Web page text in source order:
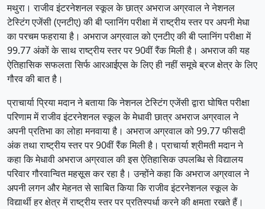
मथुरा। राजीव इंटरनेशनल स्कूल के छात्र अभराज अग्रवाल ने नेशनल
टेस्टिंग एजेंसी (एनटीए) की बी प्लानिंग परीक्षा में राष्ट्रीय स्तर पर अपनी मेधा
का परचम फहराया है। अभराज अग्रवाल को एनटीए की बी प्लानिंग परीक्षा में
99.77 अंकों के साथ राष्ट्रीय स्तर पर 90वीं रैंक मिली है। अभराज की यह
ऐतिहासिक सफलता सिर्फ आरआईएस के लिए ही नहीं समूचे ब्रज क्षेत्र के लिए
गौरव की बात है।
प्राचार्या प्रिया मदान ने बताया कि नेशनल टेस्टिंग एजेंसी द्वारा घोषित परीक्षा
परिणाम में राजीव इंटरनेशनल स्कूल के मेधावी छात्र अभराज अग्रवाल ने
अपनी प्रतिभा का लोहा मनवाया है। अभराज अग्रवाल को 99.77 फीसदी
अंक तथा राष्ट्रीय स्तर पर 90वीं रैंक मिली है। प्राचार्या श्रीमती मदान ने
कहा कि मेधावी अभराज अग्रवाल की इस ऐतिहासिक उपलब्धि से विद्यालय
परिवार गौरवान्वित महसूस कर रहा है। उन्होंने कहा कि अभराज अग्रवाल ने
अपनी लगन और मेहनत से साबित किया कि राजीव इंटरनेशनल स्कूल के
विद्यार्थी हर क्षेत्र में राष्ट्रीय स्तर पर प्रतिस्पर्धा करने की क्षमता रखते हैं।